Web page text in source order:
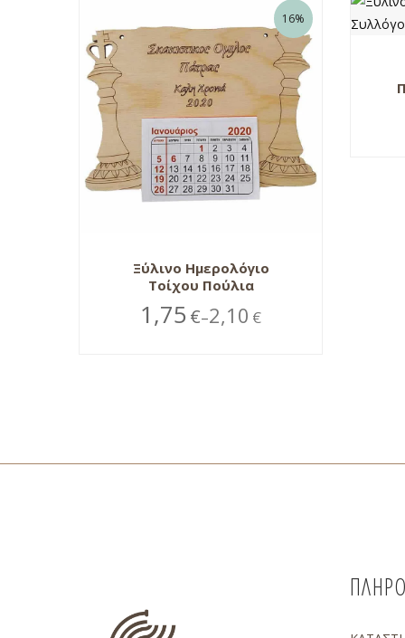
16%
Ξύλινο Ημερολόγιο
Τοίχου Πούλια
1,75 €–2,10 €